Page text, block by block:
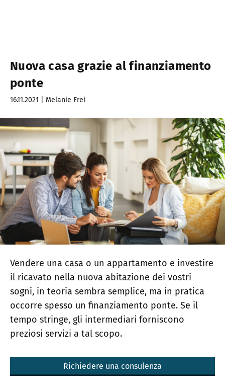
Nuova casa grazie al finanziamento
ponte
16.11.2021 | Melanie Frei
Vendere una casa o un appartamento e investire
il ricavato nella nuova abitazione dei vostri
sogni, in teoria sembra semplice, ma in pratica
occorre spesso un finanziamento ponte. Se il
tempo stringe, gli intermediari forniscono
preziosi servizi a tal scopo.
Richiedere una consulenza